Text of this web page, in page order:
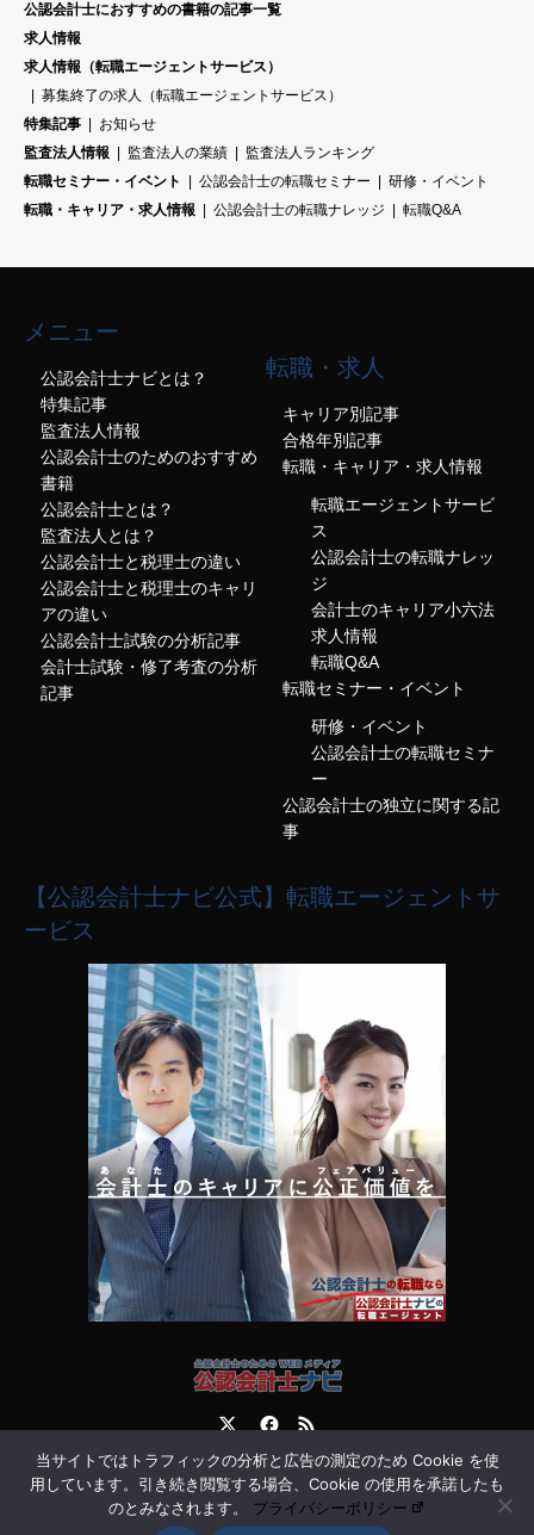
公認会計士におすすめの書籍の記事一覧
求人情報
求人情報（転職エージェントサービス）
募集終了の求人（転職エージェントサービス）
特集記事
お知らせ
監査法人情報
監査法人の業績
監査法人ランキング
転職セミナー・イベント
公認会計士の転職セミナー
研修・イベント
転職・キャリア・求人情報
公認会計士の転職ナレッジ 転職Q&A
メニュー
公認会計士ナビとは？
特集記事
監査法人情報
公認会計士のためのおすすめ
書籍
公認会計士とは？
監査法人とは？
公認会計士と税理士の違い
公認会計士と税理士のキャリ
アの違い
公認会計士試験の分析記事
会計士試験・修了考査の分析
記事
転職・求人
キャリア別記事
合格年別記事
転職・キャリア・求人情報
転職エージェントサービ
ス
公認会計士の転職ナレッ
ジ
会計士のキャリア小六法
求人情報
転職Q&A
転職セミナー・イベント
研修・イベント
公認会計士の転職セミナ
ー
公認会計士の独立に関する記
事
【公認会計士ナビ公式】転職エージェントサ
ービス
運営会社 お問合せ
当サイトではトラフィックの分析と広告の測定のため Cookie を使
用しています。引き続き閲覧する場合、Cookie の使用を承諾したも
のとみなされます。 プライバシーポリシー